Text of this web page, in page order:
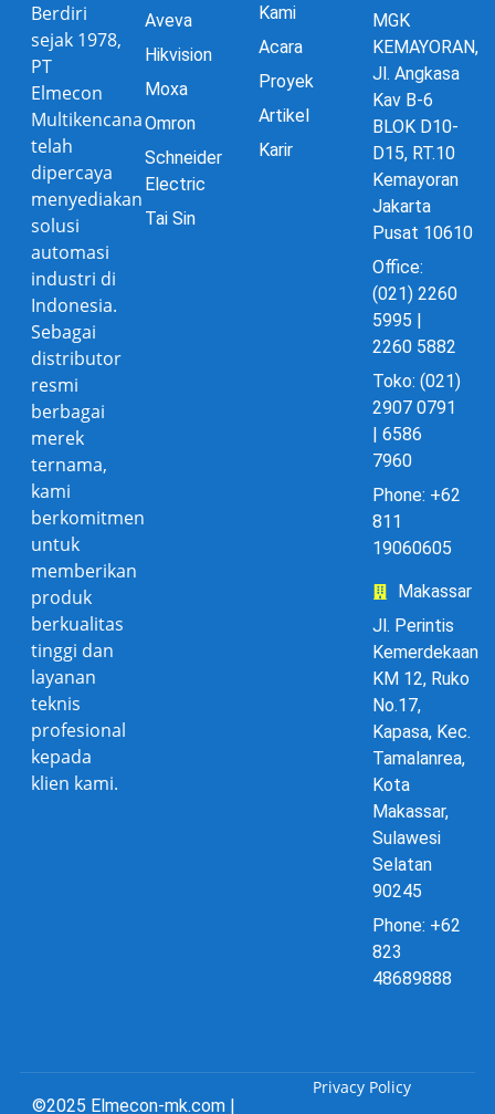
Berdiri
sejak 1978,
PT
Elmecon
Multikencana
telah
dipercaya
menyediakan
solusi
automasi
industri di
Indonesia.
Sebagai
distributor
resmi
berbagai
merek
ternama,
kami
berkomitmen
untuk
memberikan
produk
berkualitas
tinggi dan
layanan
teknis
profesional
kepada
klien kami.
Aveva
Hikvision
Moxa
Omron
Schneider
Electric
Tai Sin
Kami
Acara
Proyek
Artikel
Karir
MGK
KEMAYORAN,
Jl. Angkasa
Kav B-6
BLOK D10-
D15, RT.10
Kemayoran
Jakarta
Pusat 10610
Office:
(021) 2260
5995 |
2260 5882
Toko: (021)
2907 0791
| 6586
7960
Phone: +62
811
19060605
Makassar
Jl. Perintis
Kemerdekaan
KM 12, Ruko
No.17,
Kapasa, Kec.
Tamalanrea,
Kota
Makassar,
Sulawesi
Selatan
90245
Phone: +62
823
48689888
©2025 Elmecon-mk.com |
Privacy Policy